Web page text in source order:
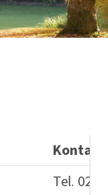
Kontakt
Tel. 021